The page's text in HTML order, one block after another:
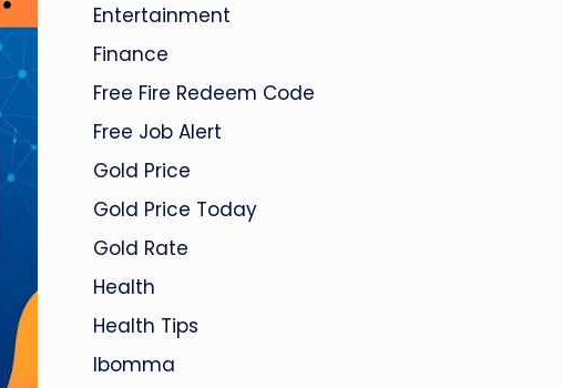
Entertainment
Finance
Free Fire Redeem Code
Free Job Alert
Gold Price
Gold Price Today
Gold Rate
Health
Health Tips
Ibomma